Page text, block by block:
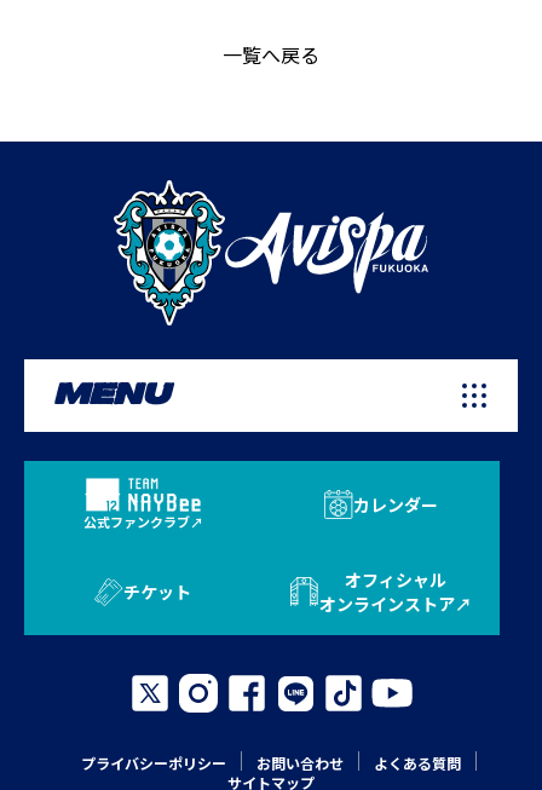
一覧へ戻る
MENU
公式ファンクラブ
カレンダー
チケット
オフィシャル
オンラインストア
プライバシーポリシー お問い合わせ
よくある質問
サイトマップ